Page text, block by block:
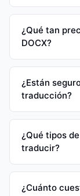
¿Qué tan
DOCX?
¿Están
traducción?
¿Qué tipos
traducir?
¿Cuánto